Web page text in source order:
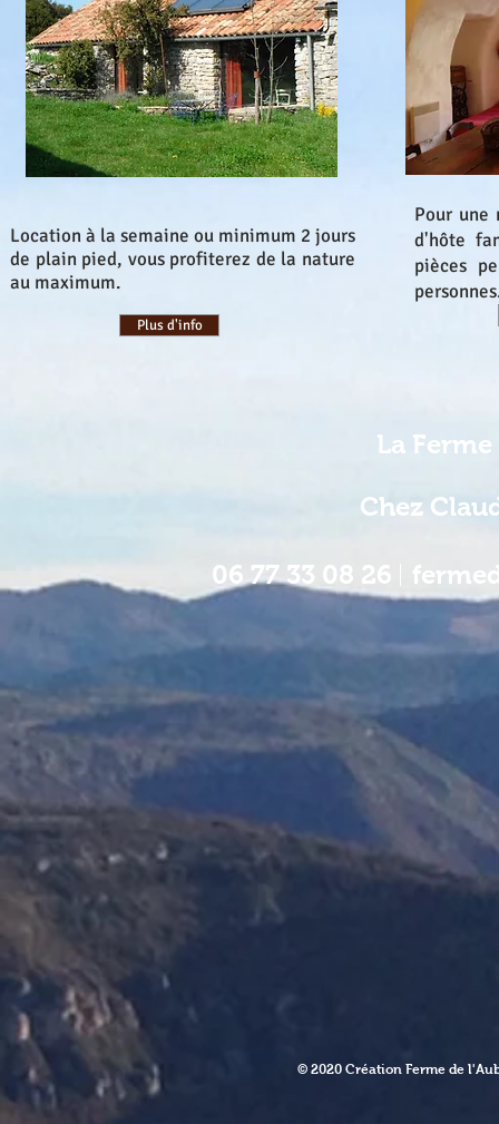
Location à la semaine ou minimum 2 jours
de plain pied, vous profiterez de la nature
au maximum.
Plus d'info
Pour une
d'hôte
pièces
06 77 33 08 26
La
Chez
© 2020 Création Ferme de